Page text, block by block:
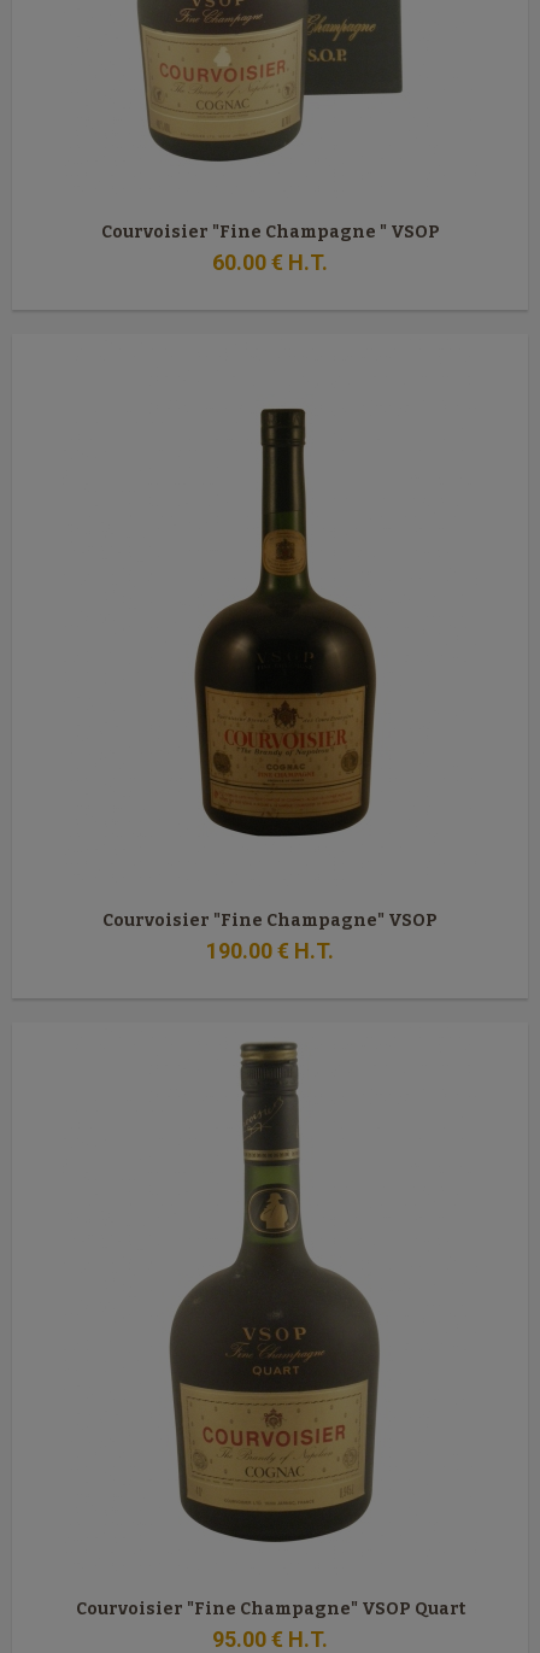
Courvoisier "Fine Champagne " VSOP
60.00€ H.T.
Courvoisier "Fine Champagne" VSOP
190.00€ H.T.
Courvoisier "Fine Champagne" VSOP Quart
95.00€ H.T.